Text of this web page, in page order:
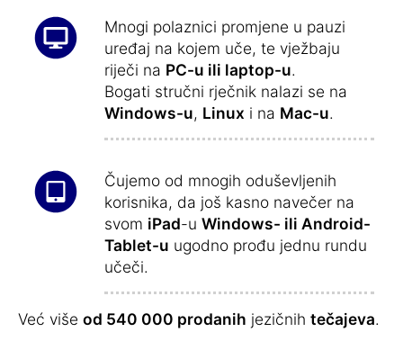
Mnogi polaznici promjene u pauzi
uređaj na kojem uče, te vježbaju
riječi na PC-u ili laptop-u.
Bogati stručni rječnik nalazi se na
Windows-u, Linux i na Mac-u.
Čujemo od mnogih oduševljenih
korisnika, da još kasno navečer na
svom iPad-u Windows- ili Android-
Tablet-u ugodno prođu jednu rundu
učeči.
Već više od 540 000 prodanih jezičnih tečajeva.